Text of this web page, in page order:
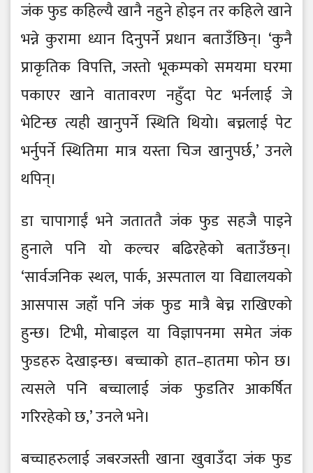
जंक फुड कहिल्यै खानै नहुने होइन तर कहिले खाने
भन्ने कुरामा ध्यान दिनुपर्ने प्रधान बताउँछिन्। ‘कुनै
प्राकृतिक विपत्ति, जस्तो भूकम्पको समयमा घरमा
पकाएर खाने वातावरण नहुँदा पेट भर्नलाई जे
भेटिन्छ त्यही खानुपर्ने स्थिति थियो। बच्नलाई पेट
भर्नुपर्ने स्थितिमा मात्र यस्ता चिज खानुपर्छ,’ उनले
थपिन्।
डा चापागाईं भने जताततै जंक फुड सहजै पाइने
हुनाले पनि यो कल्चर बढिरहेको बताउँछन्।
‘सार्वजनिक स्थल, पार्क, अस्पताल या विद्यालयको
आसपास जहाँ पनि जंक फुड मात्रै बेच्न राखिएको
हुन्छ। टिभी, मोबाइल या विज्ञापनमा समेत जंक
फुडहरु देखाइन्छ। बच्चाको हात–हातमा फोन छ।
त्यसले पनि बच्चालाई जंक फुडतिर आकर्षित
गरिरहेको छ,’ उनले भने।
बच्चाहरुलाई जबरजस्ती खाना खुवाउँदा जंक फुड